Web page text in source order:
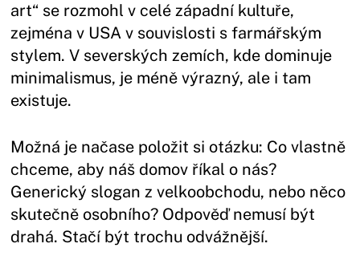
art“ se rozmohl v celé západní kultuře,
zejména v USA v souvislosti s farmářským
stylem. V severských zemích, kde dominuje
minimalismus, je méně výrazný, ale i tam
existuje.
Možná je načase položit si otázku: Co vlastně
chceme, aby náš domov říkal o nás?
Generický slogan z velkoobchodu, nebo něco
skutečně osobního? Odpověď nemusí být
drahá. Stačí být trochu odvážnější.